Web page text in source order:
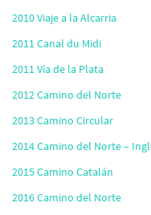
2010 Viaje a la Alcarria
2011 Canal du Midi
2011 Vía de la Plata
2012 Camino del Norte
2013 Camino Circular
2014 Camino del Norte –
2015 Camino Catalán
2016 Camino del Norte